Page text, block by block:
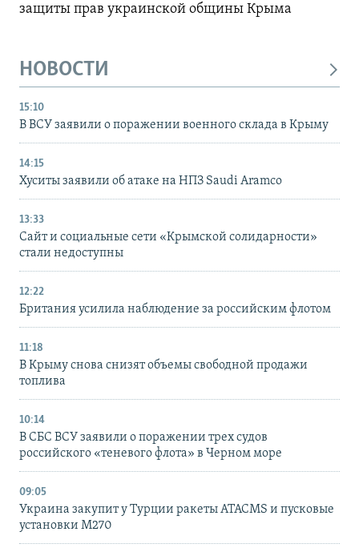
защиты прав украинской общины Крыма
НОВОСТИ
15:10
В ВСУ заявили о поражении военного склада в Крыму
14:15
Хуситы заявили об атаке на НПЗ Saudi Aramco
13:33
Сайт и социальные сети «Крымской солидарности»
стали недоступны
12:22
Британия усилила наблюдение за российским флотом
11:18
В Крыму снова снизят объемы свободной продажи
топлива
10:14
В СБС ВСУ заявили о поражении трех судов
российского «теневого флота» в Черном море
09:05
Украина закупит у Турции ракеты ATACMS и пусковые
установки M270